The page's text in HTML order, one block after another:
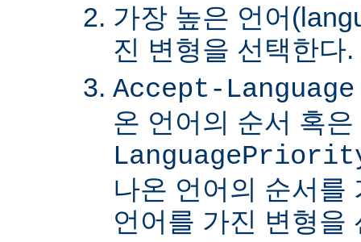
가장 높은 언어
진 변형을 선택한다.
Accept-Language
온 언어의 순서 혹은
나온 언어의 순서를
언어를 가진 변형을